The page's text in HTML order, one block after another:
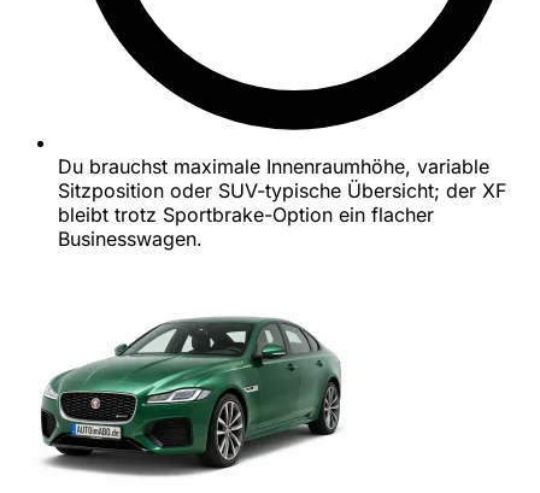
Du brauchst maximale Innenraumhöhe, variable
Sitzposition oder SUV-typische Übersicht; der XF
bleibt trotz Sportbrake-Option ein flacher
Businesswagen.